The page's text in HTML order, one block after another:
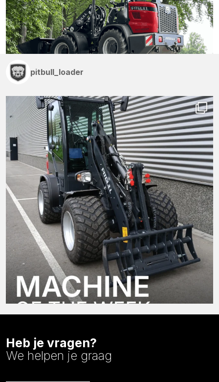
pitbull_loader
Heb je vragen?
We helpen je graag